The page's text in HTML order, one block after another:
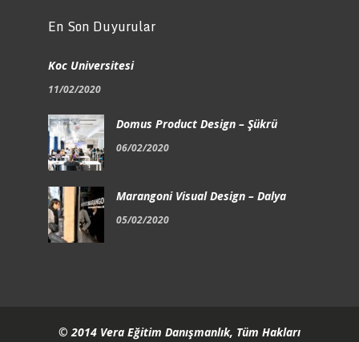
En Son Duyurular
Koc Universitesi
11/02/2020
Domus Product Design – Şükrü
06/02/2020
Marangoni Visual Design – Dalya
05/02/2020
© 2014 Vera Eğitim Danışmanlık, Tüm Hakları